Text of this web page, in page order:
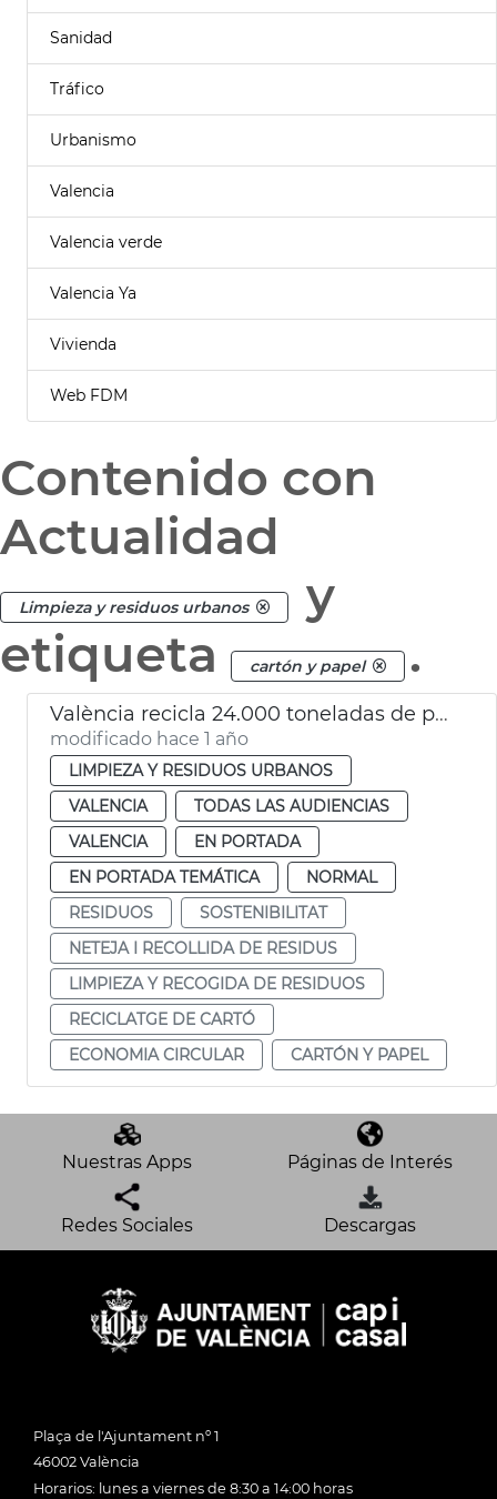
Sanidad
Tráfico
Urbanismo
Valencia
Valencia verde
Valencia Ya
Vivienda
Web FDM
Contenido con
Actualidad
Limpieza y residuos urbanos
y
etiqueta
cartón y papel .
València recicla 24.000 toneladas de papel y cartón al año
modificado hace 1 año
LIMPIEZA Y RESIDUOS URBANOS
VALENCIA
TODAS LAS AUDIENCIAS
VALENCIA
EN PORTADA
EN PORTADA TEMÁTICA
NORMAL
RESIDUOS
SOSTENIBILITAT
NETEJA I RECOLLIDA DE RESIDUS
LIMPIEZA Y RECOGIDA DE RESIDUOS
RECICLATGE DE CARTÓ
ECONOMIA CIRCULAR
CARTÓN Y PAPEL
Nuestras Apps Páginas de Interés
Redes Sociales Descargas
Plaça de l'Ajuntament nº 1
46002 València
Horarios: lunes a viernes de 8:30 a 14:00 horas